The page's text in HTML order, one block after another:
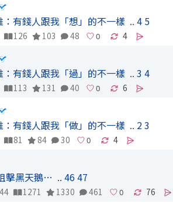
：有錢人跟我「想」的不一樣 ..4 5
126 103 48 4
：有錢人跟我「過」的不一樣 ..3 4
113 131 40 6
：有錢人跟我「做」的不一樣 .. 23
81 84 30 4
擊黑天鵝… ..4647
1271 1330 461 76